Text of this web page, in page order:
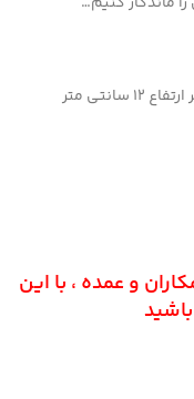
و عمده ، با این